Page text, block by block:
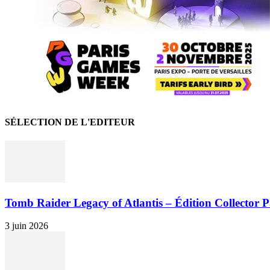
SÉLECTION DE L'EDITEUR
Tomb Raider Legacy of Atlantis – Édition Collector
3 juin 2026